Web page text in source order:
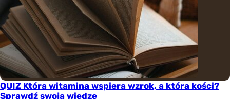
QUIZ Która witamina wspiera wzrok, a która kości?
Sprawdź swoją wiedzę